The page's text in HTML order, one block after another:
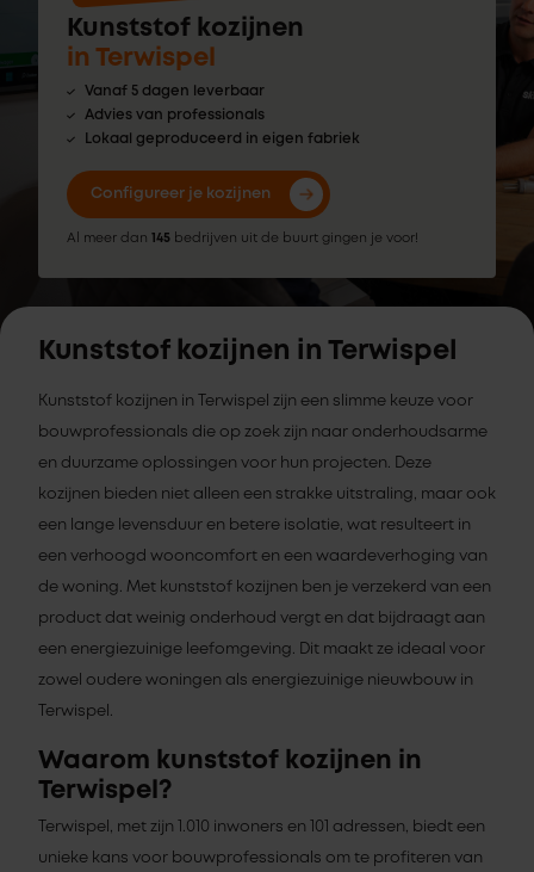
Kunststof kozijnen
in Terwispel
Vanaf 5 dagen leverbaar
Advies van professionals
Lokaal geproduceerd in eigen fabriek
Configureer je kozijnen
Al meer dan 145 bedrijven uit de buurt gingen je voor!
Kunststof kozijnen in Terwispel
Kunststof kozijnen in Terwispel zijn een slimme keuze voor
bouwprofessionals die op zoek zijn naar onderhoudsarme
en duurzame oplossingen voor hun projecten. Deze
kozijnen bieden niet alleen een strakke uitstraling, maar ook
een lange levensduur en betere isolatie, wat resulteert in
een verhoogd wooncomfort en een waardeverhoging van
de woning. Met kunststof kozijnen ben je verzekerd van een
product dat weinig onderhoud vergt en dat bijdraagt aan
een energiezuinige leefomgeving. Dit maakt ze ideaal voor
zowel oudere woningen als energiezuinige nieuwbouw in
Terwispel.
Waarom kunststof kozijnen in
Terwispel?
Terwispel, met zijn 1.010 inwoners en 101 adressen, biedt een
unieke kans voor bouwprofessionals om te profiteren van